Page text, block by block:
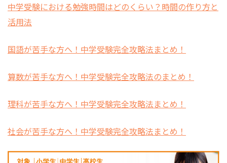
中学受験における勉強時間はどのくらい？時間の作り方と
活用法
国語が苦手な方へ！中学受験完全攻略法まとめ！
算数が苦手な方へ！中学受験完全攻略法のまとめ！
理科が苦手な方へ！中学受験完全攻略法まとめ！
社会が苦手な方へ！中学受験完全攻略法まとめ！